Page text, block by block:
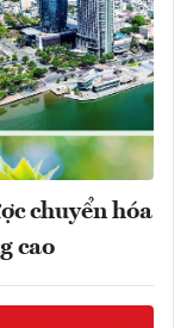
chuyển hóa
cao